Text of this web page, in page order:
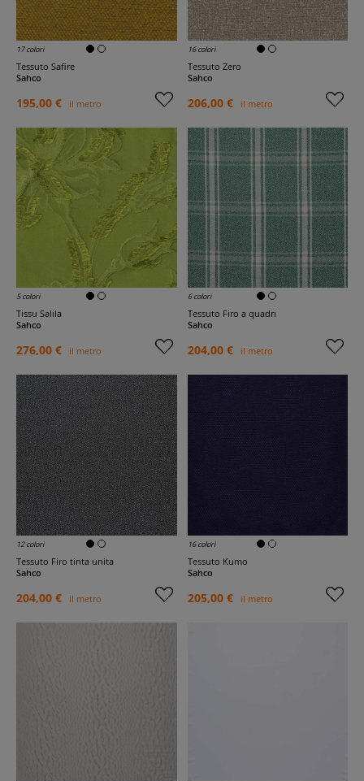
17 colori
Tessuto Safire
Sahco
195,00 € il metro
16 colori
Tessuto Zero
Sahco
206,00 € il metro
5 colori
Tissu Salila
Sahco
276,00 € il metro
6 colori
Tessuto Firo a quadri
Sahco
204,00 € il metro
12 colori
Tessuto Firo tinta unita
Sahco
204,00 € il metro
16 colori
Tessuto Kumo
Sahco
205,00 € il metro